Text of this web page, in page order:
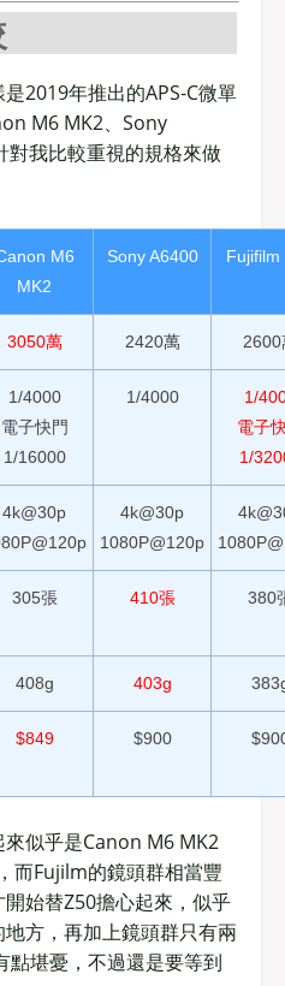
2019年推出的APS-C微單
M6 MK2、Sony
我比較重視的規格來做
M6
MK2
Sony A6400 Fujifilm
3050萬 2420萬 2600
1/4000
電子快門
1/16000
1/4000
1/
電子
1/
4k@30p
4k@30p
1080P@120p
305張 410張 380
408g 403g
$849 $900
似乎是Canon M6 MK2
而Fujilm的鏡頭群相當豐
始替Z50擔心起來，似乎
方，再加上鏡頭群只有兩
點堪憂，不過還是要等到